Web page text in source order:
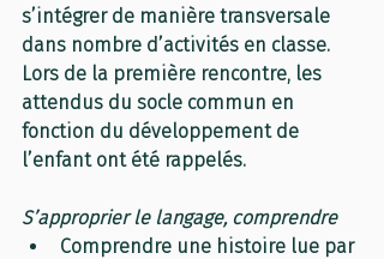
s’intégrer de manière transversale
dans nombre d’activités en classe.
Lors de la première rencontre, les
attendus du socle commun en
fonction du développement de
l’enfant ont été rappelés.
S’approprier le langage, comprendre
Comprendre une histoire lue par